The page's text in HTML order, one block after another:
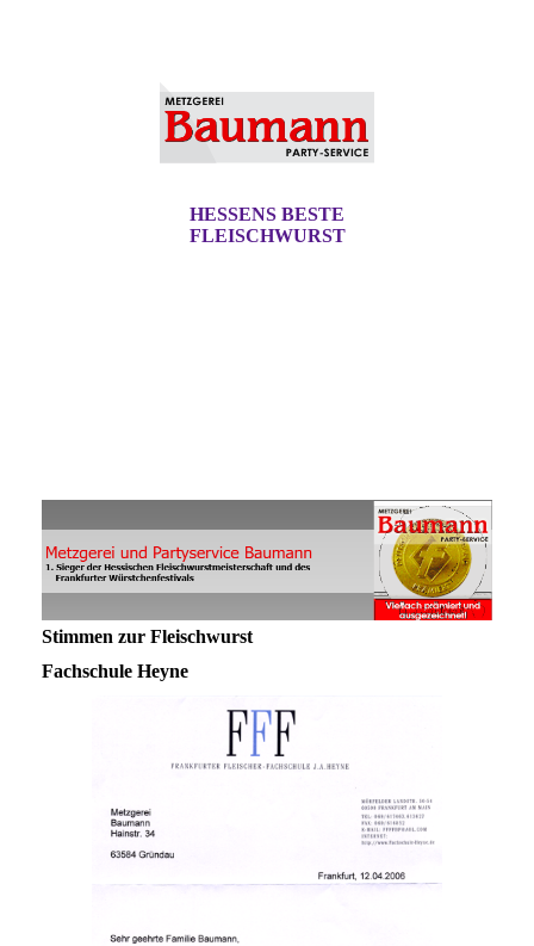
HESSENS BESTE
FLEISCHWURST
Stimmen zur Fleischwurst
Fachschule Heyne